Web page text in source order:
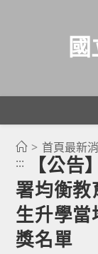
> 首頁最新
:::
【公
署均衡教
生升學當
獎名單